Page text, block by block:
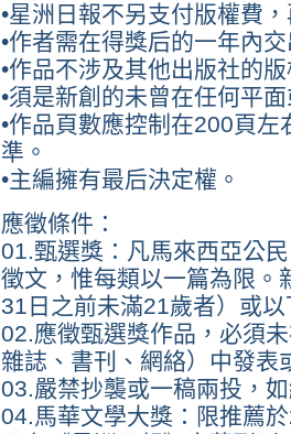
•星洲日報不另支付版權費
•作者需在得獎后的一年內
•作品不涉及其他出版社的
•須是新創的未曾在任何平
•作品頁數應控制在200頁
準。
•主編擁有最后決定權。
應徵條件：
01.甄選獎：凡馬來西亞公
徵文，惟每類以一篇為限
31日之前未滿21歲者）或
02.應徵甄選獎作品，必須
雜誌、書刊、網絡）中發表
03.嚴禁抄襲或一稿兩投，
04.馬華文學大獎：限推薦